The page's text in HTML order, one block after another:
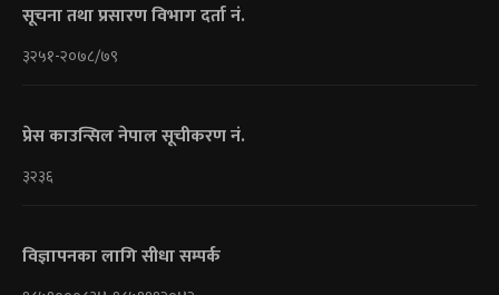
सूचना तथा प्रसारण विभाग दर्ता नं.
३२५१-२०७८/७९
प्रेस काउन्सिल नेपाल सूचीकरण नं.
३२३६
विज्ञापनका लागि सीधा सम्पर्क